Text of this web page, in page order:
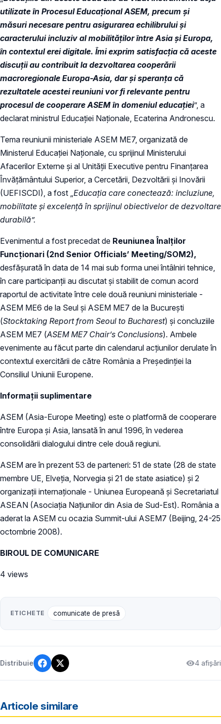
utilizate în Procesul Educațional ASEM, precum și
măsuri necesare pentru asigurarea echilibrului și
caracterului incluziv al mobilităților între Asia și Europa,
în contextul erei digitale. Îmi exprim satisfacția că aceste
discuții au contribuit la dezvoltarea cooperării
macroregionale Europa-Asia, dar și speranța că
rezultatele acestei reuniuni vor fi relevante pentru
procesul de cooperare ASEM în domeniul educației”, a
declarat ministrul Educației Naționale, Ecaterina Andronescu.
Tema reuniunii ministeriale ASEM ME7, organizată de
Ministerul Educației Naționale, cu sprijinul Ministerului
Afacerilor Externe și al Unității Executive pentru Finanțarea
Învățământului Superior, a Cercetării, Dezvoltării și Inovării
(UEFISCDI), a fost „ Educația care conectează: incluziune,
mobilitate și excelență în sprijinul obiectivelor de dezvoltare
durabilă”.
Evenimentul a fost precedat de Reuniunea Înalților
Funcționari (2nd Senior Officials’ Meeting/SOM2),
desfășurată în data de 14 mai sub forma unei întâlniri tehnice,
în care participanții au discutat și stabilit de comun acord
raportul de activitate între cele două reuniuni ministeriale -
ASEM ME6 de la Seul și ASEM ME7 de la București
(Stocktaking Report from Seoul to Bucharest) și concluziile
ASEM ME7 (ASEM ME7 Chair’s Conclusions). Ambele
evenimente au făcut parte din calendarul acțiunilor derulate în
contextul exercitării de către România a Președinției la
Consiliul Uniunii Europene.
Informații suplimentare
ASEM (Asia-Europe Meeting) este o platformă de cooperare
între Europa și Asia, lansată în anul 1996, în vederea
consolidării dialogului dintre cele două regiuni.
ASEM are în prezent 53 de parteneri: 51 de state (28 de state
membre UE, Elveția, Norvegia și 21 de state asiatice) și 2
organizații internaționale - Uniunea Europeană și Secretariatul
ASEAN (Asociaţia Naţiunilor din Asia de Sud-Est). România a
aderat la ASEM cu ocazia Summit-ului ASEM7 (Beijing, 24-25
octombrie 2008).
BIROUL DE COMUNICARE
4 views
ETICHETE comunicate de presă
Distribuie 4 afișări
Articole similare